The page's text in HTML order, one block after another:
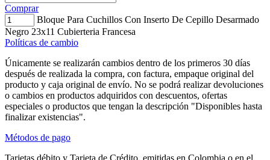
Comprar
Bloque Para Cuchillos Con Inserto De Cepillo Desarmado
Negro 23x11 Cubierteria Francesa
Políticas de cambio
Únicamente se realizarán cambios dentro de los primeros 30 días
después de realizada la compra, con factura, empaque original del
producto y caja original de envío. No se podrá realizar devoluciones
o cambios en productos adquiridos con descuentos, ofertas
especiales o productos que tengan la descripción "Disponibles hasta
finalizar existencias".
Métodos de pago
Tarjetas débito y Tarjeta de Crédito, emitidas en Colombia o en el